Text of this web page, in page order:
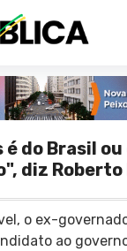
do Brasil ou
diz Roberto
o ex-
ao